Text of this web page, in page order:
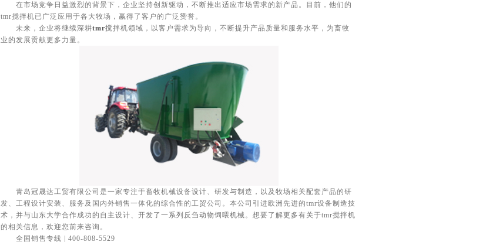
在市场竞争日益激烈的背景下，企业坚持创新驱动，不断推出适应市场需求的新产品。目前，他们的
tmr搅拌机已广泛应用于各大牧场，赢得了客户的广泛赞誉。
未来，企业将继续深耕tmr搅拌机领域，以客户需求为导向，不断提升产品质量和服务水平，为畜牧
业的发展贡献更多力量。
青岛冠晟达工贸有限公司是一家专注于畜牧机械设备设计、研发与制造，以及牧场相关配套产品的研
发、工程设计安装、服务及国内外销售一体化的综合性的工贸公司。本公司引进欧洲先进的tmr设备制造技
术，并与山东大学合作成功的自主设计、开发了一系列反刍动物饲喂机械。想要了解更多有关于tmr搅拌机
的相关信息，欢迎您前来咨询。
全国销售专线 | 400-808-5529